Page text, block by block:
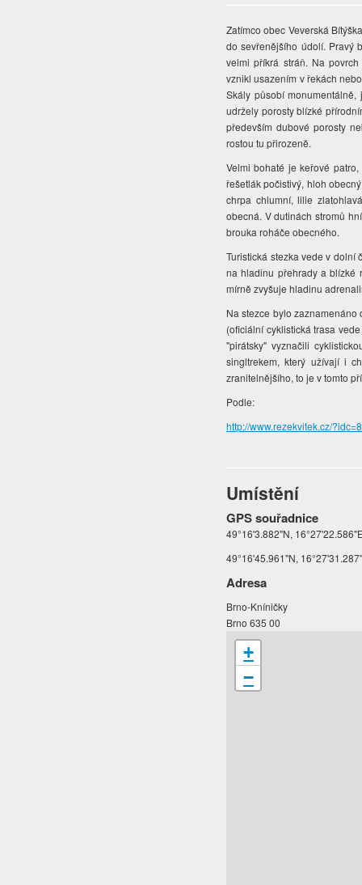
Zatímco obec Veverská
do sevřenějšího údolí. Pravý
velmi příkrá stráň. Na
vznikl usazením v řekách
Skály působí
udržely porosty blízké
především dubové porosty
rostou tu přirozeně.
Velmi bohaté je keřové
řešetlák počistivý, hloh
chrpa chlumní, lilie
obecná. V dutinách stromů
brouka roháče obecného.
Turistická stezka vede v
na hladinu přehrady a blízké
mírně zvyšuje hladinu
Na stezce bylo
(oficiální cyklistická trasa
"pirátsky" vyznačili
singltrekem, který užívají i
zranitelnějšího, to je v tomto
Podle:
http://www.rezekvitek.cz/
Umístění
GPS souřadnice
49°16'3.882"N,
49°16'45.961"N,
Adresa
Brno-Kníničky
Brno 635 00
+
−